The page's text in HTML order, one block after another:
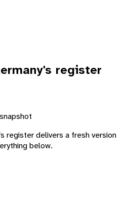
's register
register delivers a fresh version
below.